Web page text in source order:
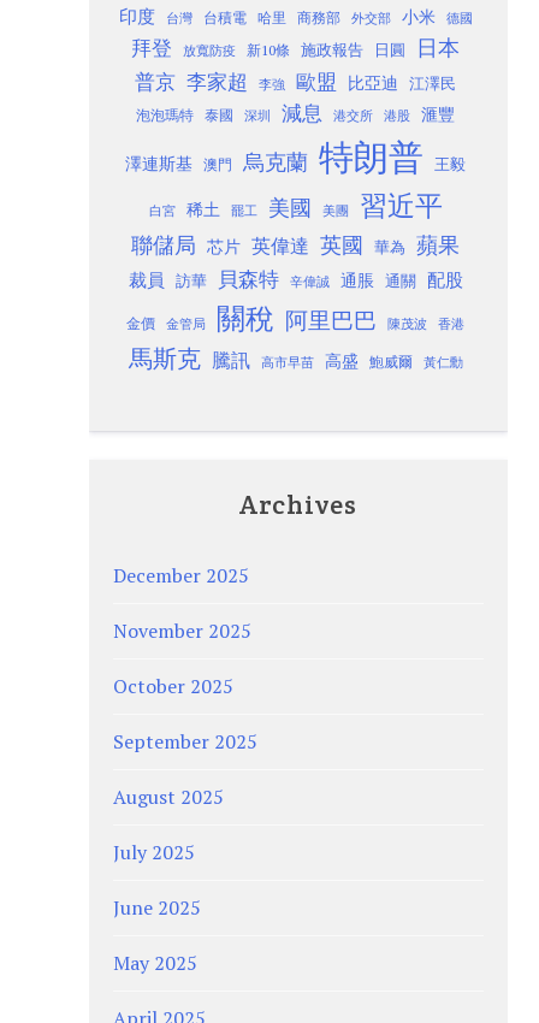
印度
台灣 台積電 哈里 商務部 外交部 小米 德國
拜登 放寬防疫 新10條 施政報告 日圓 日本
普京 李家超 李強 歐盟 比亞迪 江澤民
泡泡瑪特 泰國 深圳 減息 港交所 港股 滙豐
澤連斯基 澳門 烏克蘭 特朗普 王毅
白宮 稀土 罷工 美國 美團 習近平
聯儲局 芯片 英偉達 英國 華為 蘋果
裁員 訪華 貝森特 辛偉誠 通脹 通關 配股
金價 金管局 關稅 阿里巴巴 陳茂波 香港
馬斯克 騰訊 高市早苗 高盛 鮑威爾 黃仁勳
Archives
December 2025
November 2025
October 2025
September 2025
August 2025
July 2025
June 2025
May 2025
April 2025